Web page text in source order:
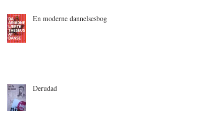
En moderne dannelsesbog
Derudad